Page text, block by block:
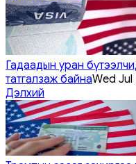
Гадаадын уран
татгалзаж байнаWed Jul
Дэлхий